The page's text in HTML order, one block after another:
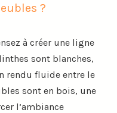
?
à créer une ligne
sont blanches,
rendu fluide entre le
sont en bois, une
l’ambiance